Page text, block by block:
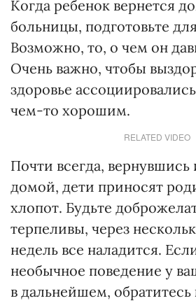
Когда ребенок вернется
больницы, подготовьте
Возможно, то, о чем он
Очень важно, чтобы
здоровье
чем-то хорошим.
RELATED VIDEO
Почти всегда,
домой, дети приносят
хлопот. Будьте
терпеливы, через
недель все наладится.
необычное поведение у
в дальнейшем, обратитесь